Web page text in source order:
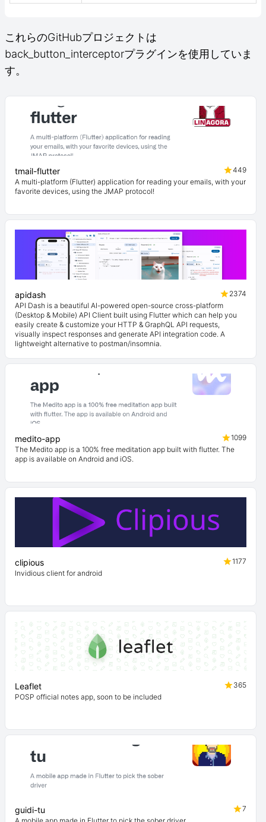
これらのGitHubプロジェクトは
back_button_interceptorプラグインを使用していま
す。
tmail-flutter
449
A multi-platform (Flutter) application for reading your emails, with your
favorite devices, using the JMAP protocol!
apidash
2374
API Dash is a beautiful AI-powered open-source cross-platform
(Desktop & Mobile) API Client built using Flutter which can help you
easily create & customize your HTTP & GraphQL API requests,
visually inspect responses and generate API integration code. A
lightweight alternative to postman/insomnia.
medito-app
1099
The Medito app is a 100% free meditation app built with flutter. The
app is available on Android and iOS.
clipious
1177
Invidious client for android
Leaflet
365
POSP official notes app, soon to be included
guidi-tu
7